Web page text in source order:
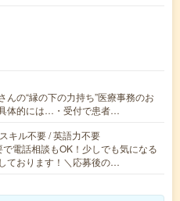
んの“縁の下の力持ち”医療事務のお
体的には…・受付で患者…
キル不要 / 英語力不要
電話相談もOK！少しでも気になる
ております！＼応募後の…